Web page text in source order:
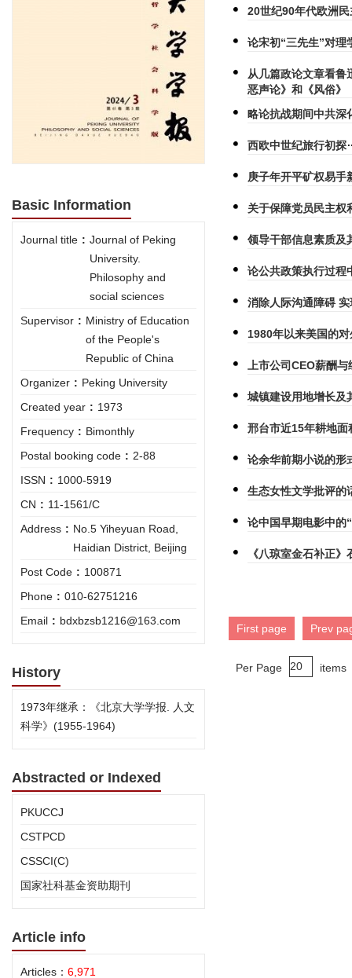
Basic Information
Journal title : Journal of Peking
University.
Philosophy and
social sciences
Supervisor : Ministry of Education
of the People's
Republic of China
Organizer : Peking University
Created year : 1973
Frequency : Bimonthly
Postal booking code : 2-88
ISSN : 1000-5919
CN : 11-1561/C
Address : No.5 Yiheyuan Road,
Haidian District, Beijing
Post Code : 100871
Phone : 010-62751216
Email : bdxbzsb1216@163.com
History
1973年继承：《北京大学学报. 人文
科学》(1955-1964)
Abstracted or Indexed
PKUCCJ
CSTPCD
CSSCI(C)
国家社科基金资助期刊
Article info
Articles： 6,971
20世纪90年代欧洲
论宋初“三先生”对理
从几篇政论文章看
恶声论》和《风俗》
略论抗战期间中共深
西欧中世纪旅行初探
庚子年开平矿权易手
关于保障党员民主权
领导干部信息素质及
论公共政策执行过程
消除人际沟通障碍
1980年以来美国的
上市公司CEO薪酬
城镇建设用地增长
邢台市近15年耕地
论余华前期小说的形
生态女性文学批评的
论中国早期电影中的
《八琼室金石补正
First page Prev
Per Page items